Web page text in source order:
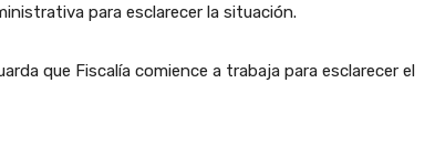
para esclarecer la situación.
que Fiscalía comience a trabaja para esclarecer el